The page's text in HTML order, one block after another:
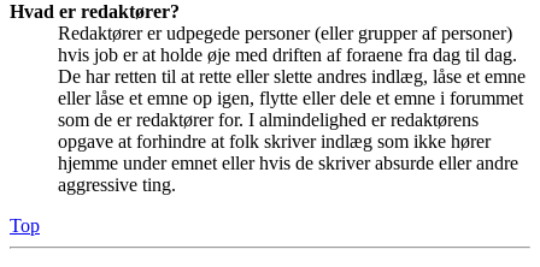
Hvad er redaktører?
Redaktører er udpegede personer (eller grupper af personer)
hvis job er at holde øje med driften af foraene fra dag til dag.
De har retten til at rette eller slette andres indlæg, låse et emne
eller låse et emne op igen, flytte eller dele et emne i forummet
som de er redaktører for. I almindelighed er redaktørens
opgave at forhindre at folk skriver indlæg som ikke hører
hjemme under emnet eller hvis de skriver absurde eller andre
aggressive ting.
Top